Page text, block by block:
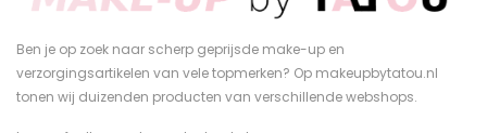
Ben je op zoek naar scherp geprijsde make-up en
verzorgingsartikelen van vele topmerken? Op makeupbytatou.nl
tonen wij duizenden producten van verschillende webshops.